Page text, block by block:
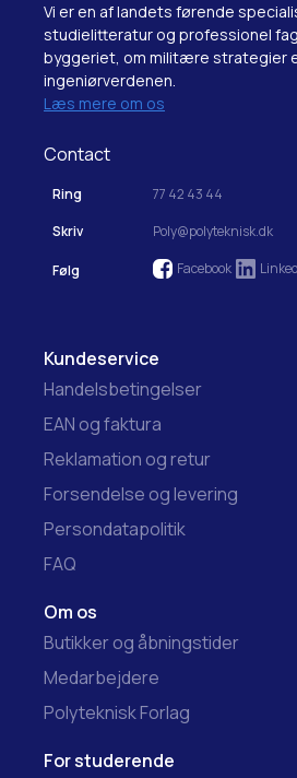
Vi er en af landets førende
studielitteratur og professionel
byggeriet, om militære strategier
ingeniørverdenen.
Læs mere om os
Contact
Ring
77 42 43 44
Skriv
Poly@polyteknisk.dk
Følg Facebook
Kundeservice
Handelsbetingelser
EAN og faktura
Reklamation og retur
Forsendelse og levering
Persondatapolitik
FAQ
Om os
Butikker og åbningstider
Medarbejdere
Polyteknisk Forlag
For studerende